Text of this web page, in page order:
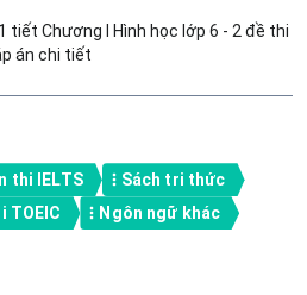
tiết Chương I Hình học lớp 6 - 2 đề thi
án chi tiết
thi IELTS
Sách tri thức
TOEIC Ngôn ngữ khác